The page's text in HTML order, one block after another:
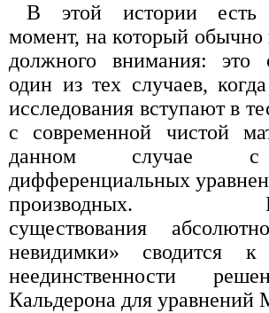
В этой истории есть
момент, на который
должного внимания:
один из тех случаев,
исследования вступают в
с современной чистой
данном случае с
дифференциальных
производных.
существования
невидимки» сводится
неединственности
Кальдерона для уравнений